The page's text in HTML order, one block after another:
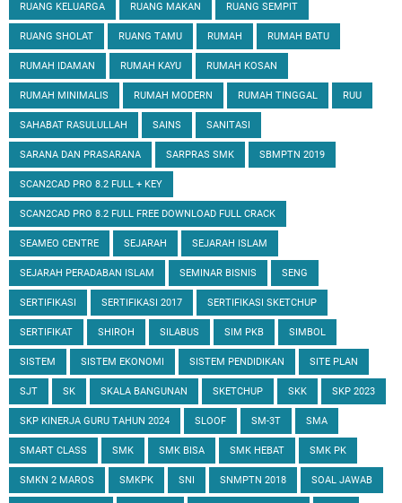
RUANG KELUARGA RUANG MAKAN RUANG SEMPIT
RUANG SHOLAT RUANG TAMU RUMAH RUMAH BATU
RUMAH IDAMAN RUMAH KAYU RUMAH KOSAN
RUMAH MINIMALIS RUMAH MODERN RUMAH TINGGAL RUU
SAHABAT RASULULLAH SAINS SANITASI
SARANA DAN PRASARANA SARPRAS SMK SBMPTN 2019
SCAN2CAD PRO 8.2 FULL + KEY
SCAN2CAD PRO 8.2 FULL FREE DOWNLOAD FULL CRACK
SEAMEO CENTRE SEJARAH SEJARAH ISLAM
SEJARAH PERADABAN ISLAM SEMINAR BISNIS SENG
SERTIFIKASI SERTIFIKASI 2017 SERTIFIKASI SKETCHUP
SERTIFIKAT SHIROH SILABUS SIM PKB SIMBOL
SISTEM SISTEM EKONOMI SISTEM PENDIDIKAN SITE PLAN
SJT SK SKALA BANGUNAN SKETCHUP SKK SKP 2023
SKP KINERJA GURU TAHUN 2024 SLOOF SM-3T SMA
SMART CLASS SMK SMK BISA SMK HEBAT SMK PK
SMKN 2 MAROS SMKPK SNI SNMPTN 2018 SOAL JAWAB